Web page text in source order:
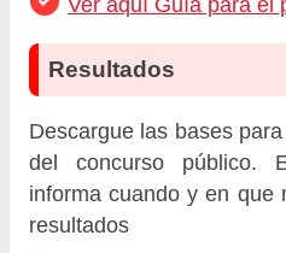
Resultados
Descargue las bases
del concurso público.
informa cuando y en que
resultados